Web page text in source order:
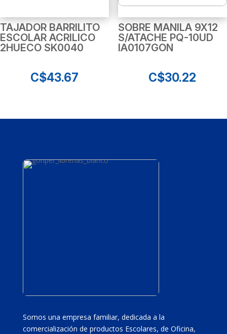
TAJADOR BARRILITO
ESCOLAR ACRILICO
2HUECO SK0040
C$43.67
SOBRE MANILA 9X12
S/ATACHE PQ-10UD
IA0107GON
C$30.22
Somos una empresa familiar, dedicada a la
comercialización de productos Escolares, de Oficina,